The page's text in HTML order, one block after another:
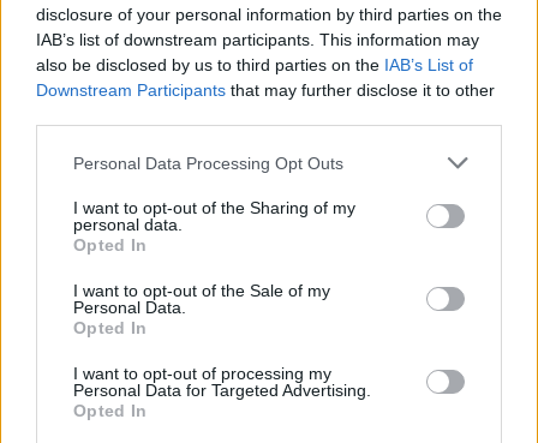
disclosure of your personal information by third parties on the
IAB’s list of downstream participants. This information may
also be disclosed by us to third parties on the IAB’s List of
Downstream Participants that may further disclose it to other
Personal Data Processing Opt Outs
I want to opt-out of the Sharing of my
personal data.
Opted In
I want to opt-out of the Sale of my
Personal Data.
Opted In
I want to opt-out of processing my
Personal Data for Targeted Advertising.
Opted In
Aiuti di Stato e contributi pubblici
Makhymo Srl risulta beneficiaria di 7 aiuti o contributi
pubblici per un totale di 455.164 euro (2020–2024).
Contributo a fondo perduto "perequativo"
[decisione su SA.100155 e modifiche (estensione
temporale al 30.6.22) ai sensi
agenzia delle entrate
2023-05-30
della decisione SA. 62668 e decisione C(2022) 171 final)
SA 101076)